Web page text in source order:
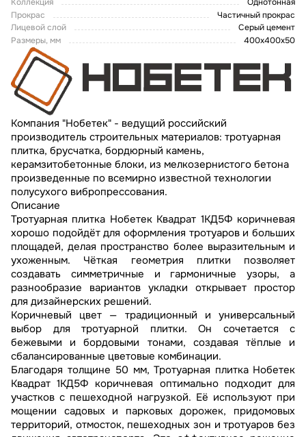
Коллекция
Однотонная
Прокрас
Частичный прокрас
Лицевой слой
Серый цемент
Размеры, мм
400х400х50
Компания "Нобетек" - ведущий российский
производитель строительных материалов: тротуарная
плитка, брусчатка, бордюрный камень,
керамзитобетонные блоки, из мелкозернистого бетона
произведенные по всемирно известной технологии
полусухого вибропрессования.
Описание
Тротуарная плитка Нобетек Квадрат 1КД5Ф коричневая
хорошо подойдёт для оформления тротуаров и больших
площадей, делая пространство более выразительным и
ухоженным. Чёткая геометрия плитки позволяет
создавать симметричные и гармоничные узоры, а
разнообразие вариантов укладки открывает простор
для дизайнерских решений.
Коричневый цвет — традиционный и универсальный
выбор для тротуарной плитки. Он сочетается с
бежевыми и бордовыми тонами, создавая тёплые и
сбалансированные цветовые комбинации.
Благодаря толщине 50 мм, Тротуарная плитка Нобетек
Квадрат 1КД5Ф коричневая оптимально подходит для
участков с пешеходной нагрузкой. Её используют при
мощении садовых и парковых дорожек, придомовых
территорий, отмосток, пешеходных зон и тротуаров без